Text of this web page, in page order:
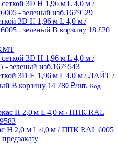
3D Н 1,96 м L 4,0 м /
- зеленый В корзину 18 820
3D Н 1,96 м L 4,0 м / ЛАЙТ /
В корзину 14 780 ₽/шт. Код
H 2,0 м L 4,0 м / ППК RAL 6005